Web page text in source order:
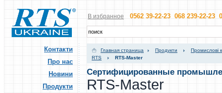
В избранное 0562 39-22-23 068 239-22-23
Контакти
Про нас
Новини
Продукти
Главная страница Продукти
Промислові
RTS
RTS-Master
Сертифицированные
RTS-Master